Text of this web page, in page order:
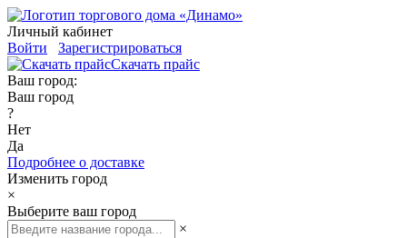
Личный кабинет
Войти
Зарегистрироваться
Скачать прайс
Ваш город:
Ваш город
?
Нет
Да
Подробнее о доставке
Изменить город
×
Выберите ваш город
×